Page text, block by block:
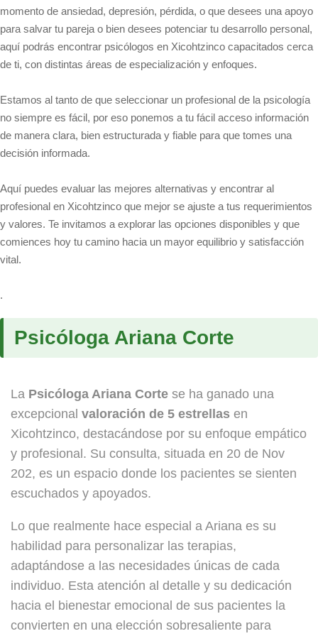
momento de ansiedad, depresión, pérdida, o que desees una apoyo
para salvar tu pareja o bien desees potenciar tu desarrollo personal,
aquí podrás encontrar psicólogos en Xicohtzinco capacitados cerca
de ti, con distintas áreas de especialización y enfoques.
Estamos al tanto de que seleccionar un profesional de la psicología
no siempre es fácil, por eso ponemos a tu fácil acceso información
de manera clara, bien estructurada y fiable para que tomes una
decisión informada.
Aquí puedes evaluar las mejores alternativas y encontrar al
profesional en Xicohtzinco que mejor se ajuste a tus requerimientos
y valores. Te invitamos a explorar las opciones disponibles y que
comiences hoy tu camino hacia un mayor equilibrio y satisfacción
vital.
.
Psicóloga Ariana Corte
La Psicóloga Ariana Corte se ha ganado una
excepcional valoración de 5 estrellas en
Xicohtzinco, destacándose por su enfoque empático
y profesional. Su consulta, situada en 20 de Nov
202, es un espacio donde los pacientes se sienten
escuchados y apoyados.
Lo que realmente hace especial a Ariana es su
habilidad para personalizar las terapias,
adaptándose a las necesidades únicas de cada
individuo. Esta atención al detalle y su dedicación
hacia el bienestar emocional de sus pacientes la
convierten en una elección sobresaliente para